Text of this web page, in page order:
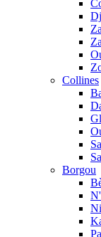
Collines
Borgou